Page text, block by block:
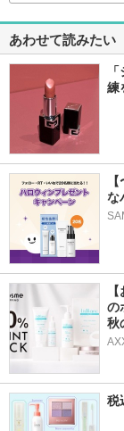
あわせて読みたい
練
な
の
秋
税